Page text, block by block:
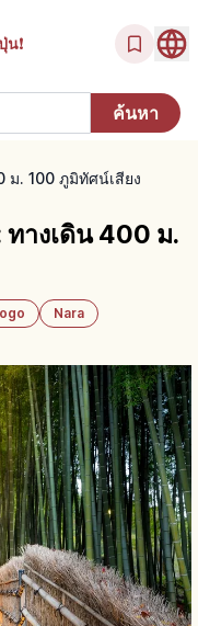
น!
ม. 100 ภูมิทัศน์เสียง
ทางเดิน 400 ม.
Nara